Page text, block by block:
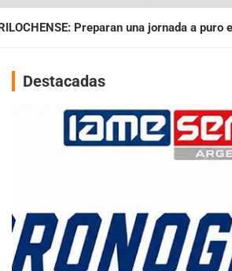
a puro espectáculo AKPS: Intervino
Destacadas